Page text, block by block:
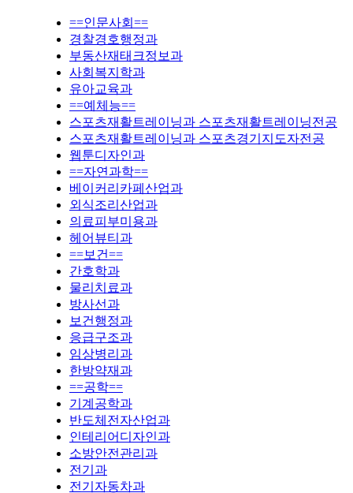
==인문사회==
경찰경호행정과
부동산재태크정보과
사회복지학과
유아교육과
==예체능==
스포츠재활트레이닝과 스포츠재활트레이닝전공
스포츠재활트레이닝과 스포츠경기지도자전공
웹툰디자인과
==자연과학==
베이커리카페산업과
외식조리산업과
의료피부미용과
헤어뷰티과
==보건==
간호학과
물리치료과
방사선과
보건행정과
응급구조과
임상병리과
한방약재과
==공학==
기계공학과
반도체전자산업과
인테리어디자인과
소방안전관리과
전기과
전기자동차과